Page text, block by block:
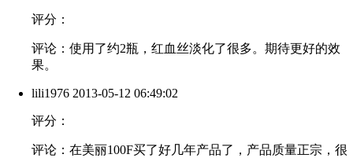
评分：
评论：使用了约2瓶，红血丝淡化了很多。期待更好的效
果。
lili1976 2013-05-12 06:49:02
评分：
评论：在美丽100F买了好几年产品了，产品质量正宗，很